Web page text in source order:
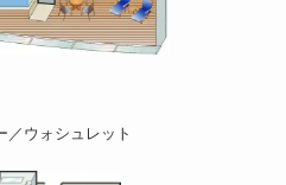
／ウォシュレット